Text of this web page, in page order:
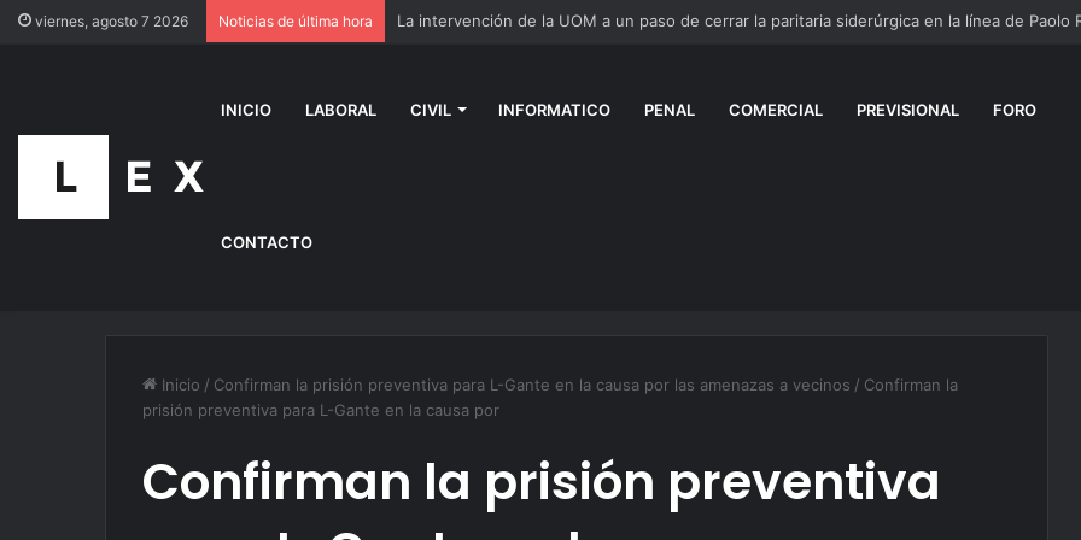
viernes, agosto 7 2026 Noticias de última hora
INICIO LABORAL CIVIL INFORMATICO PENAL COMERCIAL PREVISIONAL FORO
CONTACTO
Inicio / Confirman la prisión preventiva para L-Gante en la causa por las amenazas a vecinos / Confirman la
prisión preventiva para L-Gante en la causa por
Confirman la prisión preventiva